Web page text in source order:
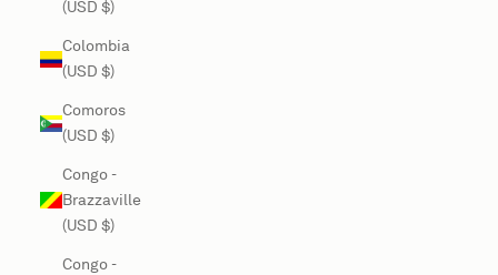
(USD $)
Colombia
(USD $)
Comoros
(USD $)
Congo -
Brazzaville
(USD $)
Congo -